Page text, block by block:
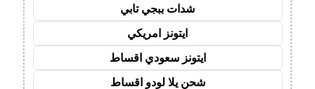
شدات ببجي تابي
ايتونز امريكي
ايتونز سعودي اقساط
شحن يلا لودو اقساط